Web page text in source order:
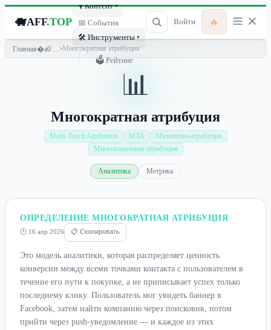
🐗AFF.TOP
🎙 Контент ▾
📅 События
🛠 Инструменты ▾
🗳 Рейтинг
Войти 🔥
Главная › Многократная атрибуция
📊
Многократная атрибуция
Multi-Touch Attribution MTA
Мультитач-атрибуция
Многоканальная атрибуция
Аналитика Метрика
ОПРЕДЕЛЕНИЕ МНОГОКРАТНАЯ АТРИБУЦИЯ
🕒 16 апр 2026 📋 Скопировать
Это модель аналитики, которая распределяет ценность
конверсии между всеми точками контакта с пользователем в
течение его пути к покупке, а не приписывает успех только
последнему клику. Пользователь мог увидеть баннер в
Facebook, затем найти компанию через поисковик, потом
прийти через push-уведомление — и каждое из этих